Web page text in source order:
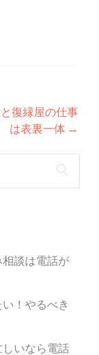
復縁屋の仕事
は表裏一体 →
談は電話が
！やるべき
いなら電話